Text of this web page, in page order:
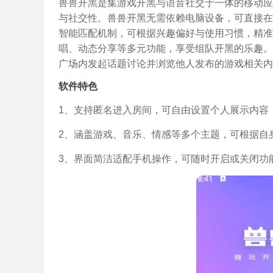
兽兽开黑是集游戏开黑与语音社交于一体的移动
与社交性。兽兽开黑无需依赖电脑设备，可直接
智能匹配机制，可根据兴趣偏好与使用习惯，精
唱、动态分享等多元功能，享受组队开黑的乐趣
广场内发起话题讨论并浏览他人发布的游戏相关
软件特色
1、支持匿名进入房间，可自由设置个人展示内
2、涵盖游戏、音乐、情感等多个主题，可根据
3、界面简洁适配手机操作，可随时开启或关闭